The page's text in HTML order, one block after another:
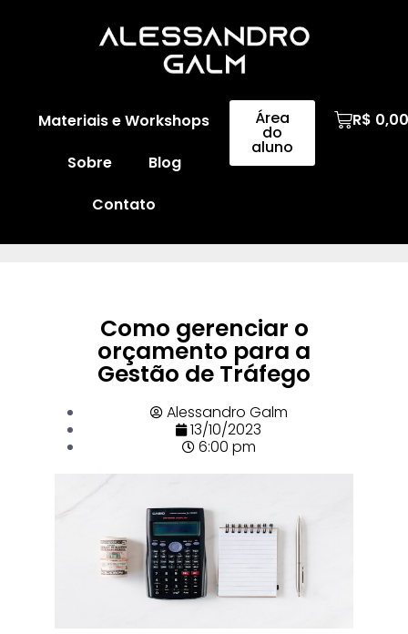
Materiais e Workshops
Sobre
Blog
Contato
Área
do
aluno
R$ 0,00
Como gerenciar o
orçamento para a
Gestão de Tráfego
Alessandro Galm
13/10/2023
6:00 pm